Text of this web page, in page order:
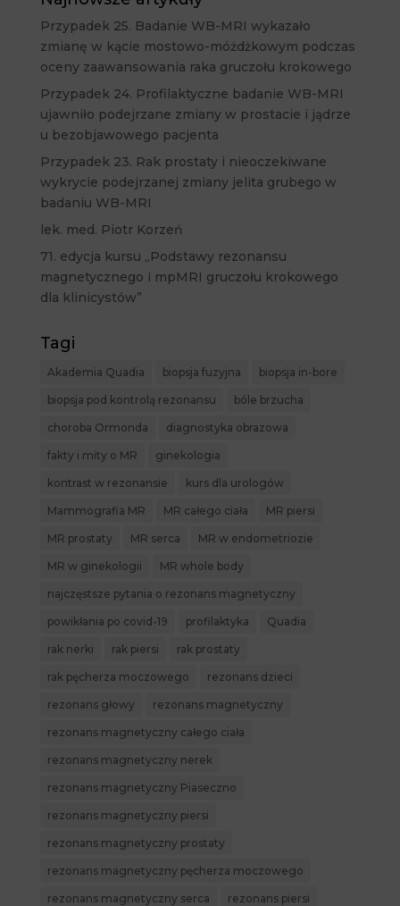
Przypadek 25. Badanie WB-MRI wykazało
zmianę w kącie mostowo-móżdżkowym podczas
oceny zaawansowania raka gruczołu krokowego
Przypadek 24. Profilaktyczne badanie WB-MRI
ujawniło podejrzane zmiany w prostacie i jądrze
u bezobjawowego pacjenta
Przypadek 23. Rak prostaty i nieoczekiwane
wykrycie podejrzanej zmiany jelita grubego w
badaniu WB-MRI
lek. med. Piotr Korzeń
71. edycja kursu „Podstawy rezonansu
magnetycznego i mpMRI gruczołu krokowego
dla klinicystów”
Tagi
Akademia Quadia biopsja fuzyjna biopsja in-bore
biopsja pod kontrolą rezonansu bóle brzucha
choroba Ormonda diagnostyka obrazowa
fakty i mity o MR ginekologia
kontrast w rezonansie kurs dla urologów
Mammografia MR MR całego ciała MR piersi
MR prostaty MR serca MR w endometriozie
MR w ginekologii MR whole body
najczęstsze pytania o rezonans magnetyczny
powikłania po covid-19 profilaktyka Quadia
rak nerki rak piersi rak prostaty
rak pęcherza moczowego rezonans dzieci
rezonans głowy rezonans magnetyczny
rezonans magnetyczny całego ciała
rezonans magnetyczny nerek
rezonans magnetyczny Piaseczno
rezonans magnetyczny piersi
rezonans magnetyczny prostaty
rezonans magnetyczny pęcherza moczowego
rezonans magnetyczny serca rezonans piersi